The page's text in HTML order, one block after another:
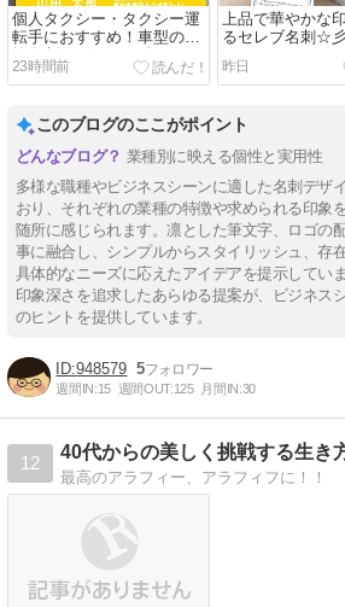
個人タクシー・タクシー運
転手におすすめ！車型の切
抜名刺デザイン☆彡
23時間前
上品で華やかな
るセレブ名刺☆
昨日
このブログのここがポイント
業種別に映える個性と実用性
多様な職種やビジネスシーンに適した名刺デザ
おり、それぞれの業種の特徴や求められる印象
随所に感じられます。凛とした筆文字、ロゴの
事に融合し、シンプルからスタイリッシュ、存
具体的なニーズに応えたアイデアを提示してい
印象深さを追求したあらゆる提案が、ビジネス
のヒントを提供しています。
948579 5
週間IN:15 週間OUT:125 月間IN:30
12
40代からの美しく挑戦する生き
最高のアラフィー、アラフィフに！！